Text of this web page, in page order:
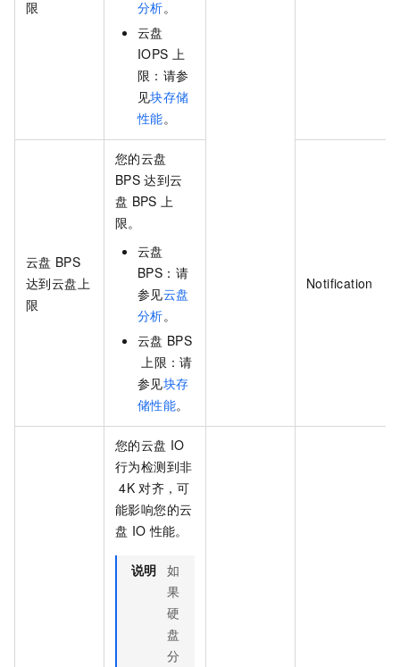
限 分析。
云盘
IOPS 上
限：请参
见块存储
性能。
云盘 BPS
达到云盘上
限
您的云盘
BPS 达到云
盘 BPS 上
限。
云盘
BPS：请
参见云盘
分析。
云盘 BPS
上限：请
参见块存
储性能。
Notification
您的云盘 IO
行为检测到非
4K 对齐，可
能影响您的云
盘 IO 性能。
说明 如
果
硬
盘
分